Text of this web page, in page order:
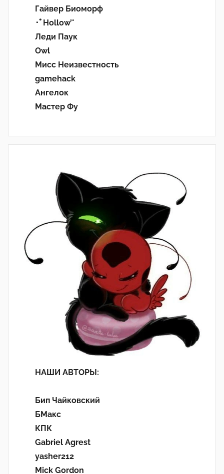
Гайвер Биоморф
･ﾟHollow’°
Леди Паук
Owl
Мисс Неизвестность
gamehack
Ангелок
Мастер Фу
НАШИ АВТОРЫ:
Бип Чайковский
БМакс
КПК
Gabriel Agrest
yasher212
Mick Gordon